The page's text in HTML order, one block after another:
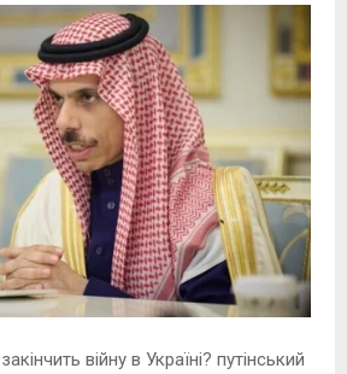
війну в Україні? путінський